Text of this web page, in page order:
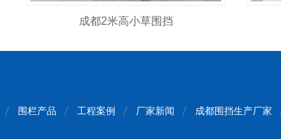
成都2米高小草围挡
围栏产品 工程案例 厂家新闻 成都围挡生产厂家